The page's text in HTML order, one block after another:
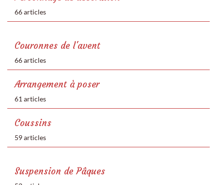
66 articles
Couronnes de l'avent
66 articles
Arrangement à poser
61 articles
Coussins
59 articles
Suspension de Pâques